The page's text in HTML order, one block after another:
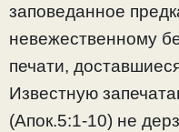
заповеданное
невежественному
печати,
Известную
(Апок.5:1-10) не